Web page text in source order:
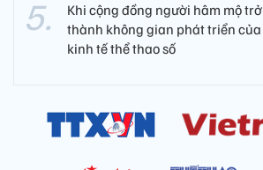
Khi cộng đồng người hâm mộ trở
thành không gian phát triển của
kinh tế thể thao số